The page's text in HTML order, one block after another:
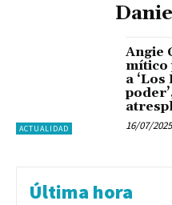
ACTUALIDAD
Angie
mítico
a
16/07/2025
Última hora